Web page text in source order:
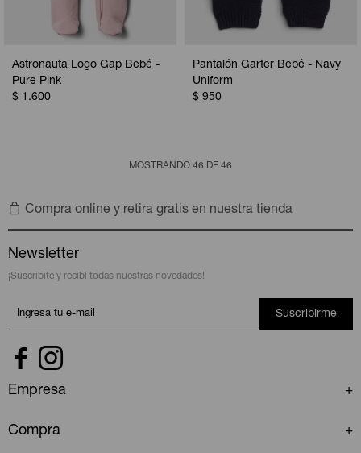
Astronauta Logo Gap Bebé -
Pure Pink
$ 1.600
Pantalón Garter Bebé - Navy
Uniform
$ 950
MOSTRANDO 46 DE 46
Compra online y retira gratis en nuestra tienda
Newsletter
¡Suscribite y recibí todas nuestras novedades!
Suscribirme
 
Empresa
Compra